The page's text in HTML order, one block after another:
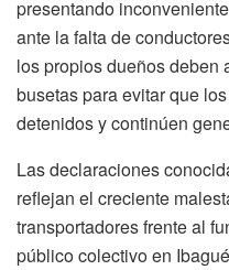
presentando
ante la falta de
los propios dueños deben
busetas para evitar que
detenidos y continúen
Las declaraciones
reflejan el creciente
transportadores frente al
público colectivo en